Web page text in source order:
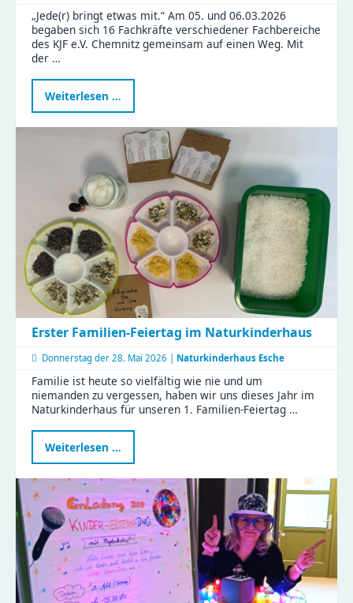
„Jede(r) bringt etwas mit.“ Am 05. und 06.03.2026
begaben sich 16 Fachkräfte verschiedener Fachbereiche
des KJF e.V. Chemnitz gemeinsam auf einen Weg. Mit
der …
Weiterlesen …
Fortbildung
stärkt
Familienrat
in
Chemnitz
–
KJF-
Fachkräfte
starten
weiter
durch
Erster Familien-Feiertag im Naturkinderhaus
Donnerstag der 28. Mai 2026 | Naturkinderhaus Esche
Familie ist heute so vielfältig wie nie und um
niemanden zu vergessen, haben wir uns dieses Jahr im
Naturkinderhaus für unseren 1. Familien-Feiertag …
Weiterlesen …
Familien-
Feiertag
Naturkinderhaus